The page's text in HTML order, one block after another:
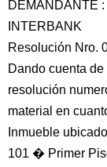
DEMANDANTE
INTERBANK
Resolución Nro.
Dando cuenta
resolución
material en
Inmueble
101 � Primer